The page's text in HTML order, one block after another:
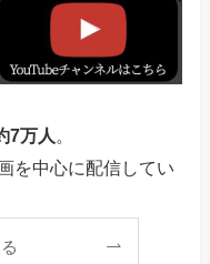
7万人 。
を中心に配信してい